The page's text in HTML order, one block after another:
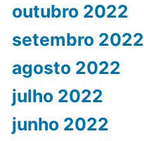
outubro 2022
setembro 2022
agosto 2022
julho 2022
junho 2022